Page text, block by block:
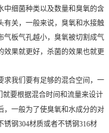
中细菌种类以及数量和臭氧的含
有关，一般来说，臭氧和水接触
气板气孔越小，臭氧被切割成气
效果就更好，杀菌的效果也就更
求我们要有足够的混合空间，一
就要根据混合时间和流量来设计
，一般为了使臭氧和水成分的对
钢304材质或者不锈钢316材